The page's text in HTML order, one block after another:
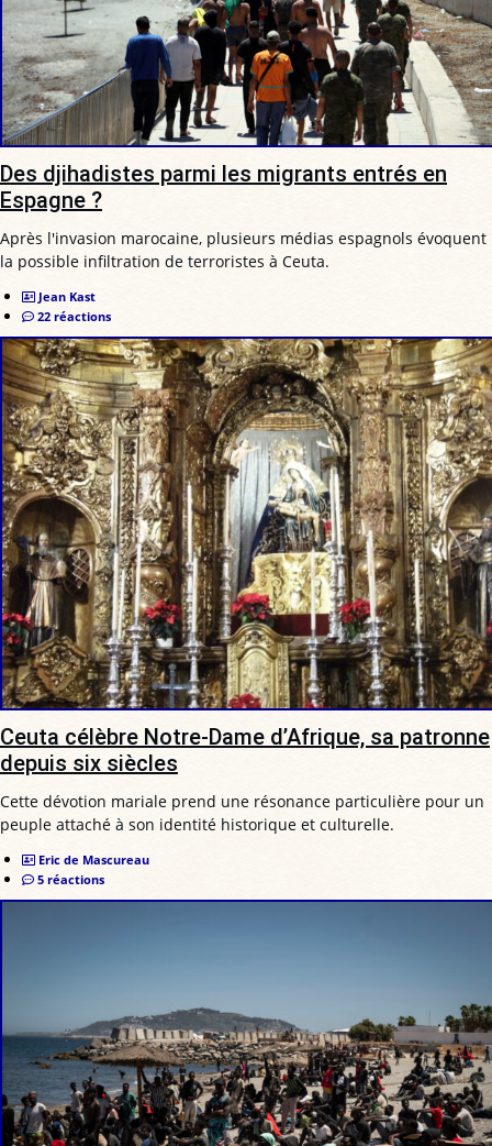
Des djihadistes parmi les migrants entrés en
Espagne ?
Après l'invasion marocaine, plusieurs médias espagnols évoquent
la possible infiltration de terroristes à Ceuta.
Jean Kast
22 réactions
Ceuta célèbre Notre-Dame d’Afrique, sa patronne
depuis six siècles
Cette dévotion mariale prend une résonance particulière pour un
peuple attaché à son identité historique et culturelle.
Eric de Mascureau
5 réactions